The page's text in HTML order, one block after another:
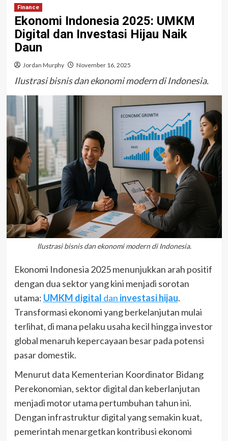
Finance
Ekonomi Indonesia 2025: UMKM
Digital dan Investasi Hijau Naik
Daun
Jordan Murphy November 16, 2025
Ilustrasi bisnis dan ekonomi modern di Indonesia.
Ilustrasi bisnis dan ekonomi modern di Indonesia.
Ekonomi Indonesia 2025 menunjukkan arah positif
dengan dua sektor yang kini menjadi sorotan
utama: UMKM digital dan investasi hijau.
Transformasi ekonomi yang berkelanjutan mulai
terlihat, di mana pelaku usaha kecil hingga investor
global menaruh kepercayaan besar pada potensi
pasar domestik.
Menurut data Kementerian Koordinator Bidang
Perekonomian, sektor digital dan keberlanjutan
menjadi motor utama pertumbuhan tahun ini.
Dengan infrastruktur digital yang semakin kuat,
pemerintah menargetkan kontribusi ekonomi